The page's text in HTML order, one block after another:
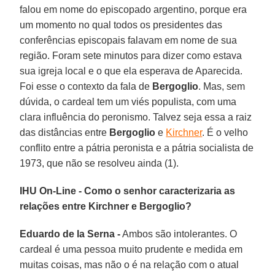
falou em nome do episcopado argentino, porque era
um momento no qual todos os presidentes das
conferências episcopais falavam em nome de sua
região. Foram sete minutos para dizer como estava
sua igreja local e o que ela esperava de Aparecida.
Foi esse o contexto da fala de Bergoglio. Mas, sem
dúvida, o cardeal tem um viés populista, com uma
clara influência do peronismo. Talvez seja essa a raiz
das distâncias entre Bergoglio e Kirchner. É o velho
conflito entre a pátria peronista e a pátria socialista de
1973, que não se resolveu ainda (1).
IHU On-Line - Como o senhor caracterizaria as
relações entre Kirchner e Bergoglio?
Eduardo de la Serna -Ambos são intolerantes. O
cardeal é uma pessoa muito prudente e medida em
muitas coisas, mas não o é na relação com o atual